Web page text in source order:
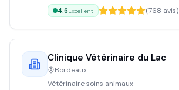
4.6Excellent (768 avis)
Clinique Vétérinaire du Lac
Bordeaux
Vétérinaire soins animaux